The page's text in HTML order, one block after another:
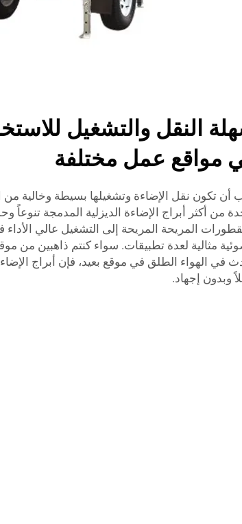
النقل والتشغيل
مواقع عمل مختلفة
أن تكون نقل الإضاءة وتشغيلها بسيطة وخالية من
من أكثر أبراج الإضاءة الديزلية المدمجة
المريحة المريحة إلى التشغيل عالي
مثالية لعدة تطبيقات. سواء كنتم ذاهبين من
في الهواء الطلق في موقع بعيد، فإن أبراج
وبدون إجهاد.